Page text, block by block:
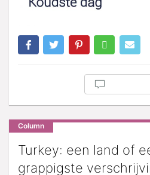
Column
Turkey: een land of
grappigste